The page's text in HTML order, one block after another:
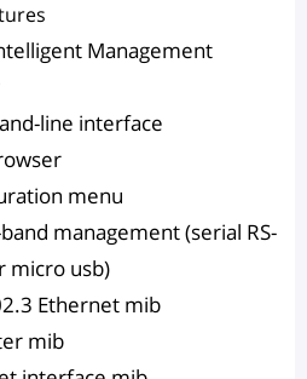
Management
line interface
menu
management (serial RS-
micro usb)
Ethernet mib
mib